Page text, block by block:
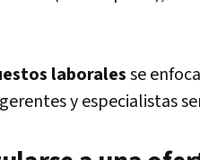
laboralesse
y especialistas